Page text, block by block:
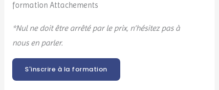
formation Attachements
*Nul ne doit être arrêté par le prix, n’hésitez pas à
nous en parler.
S'inscrire à la formation